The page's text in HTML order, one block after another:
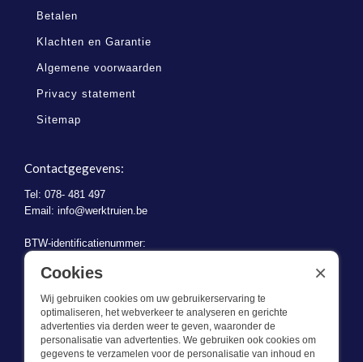
Betalen
Klachten en Garantie
Algemene voorwaarden
Privacy statement
Sitemap
Contactgegevens:
Tel: 078- 481 497
Email: info@werktruien.be
BTW-identificatienummer:
BE 0721.730.280
Cookies
Wij gebruiken cookies om uw gebruikerservaring te
optimaliseren, het webverkeer te analyseren en gerichte
advertenties via derden weer te geven, waaronder de
personalisatie van advertenties. We gebruiken ook cookies om
gegevens te verzamelen voor de personalisatie van inhoud en
×